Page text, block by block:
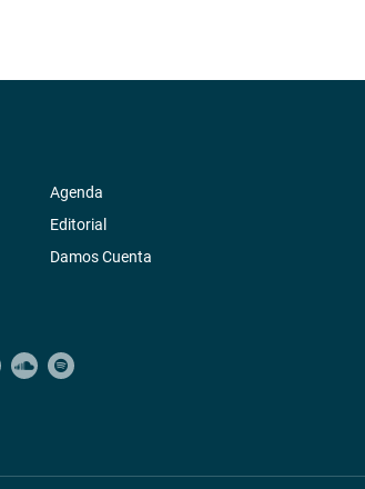
Agenda
Editorial
Damos Cuenta